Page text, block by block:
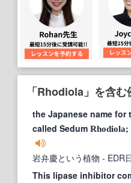
「Rhodiola」を含
the Japanese name for
called Sedum Rhodiola;
岩弁慶という植物 - EDR
This lipase inhibitor